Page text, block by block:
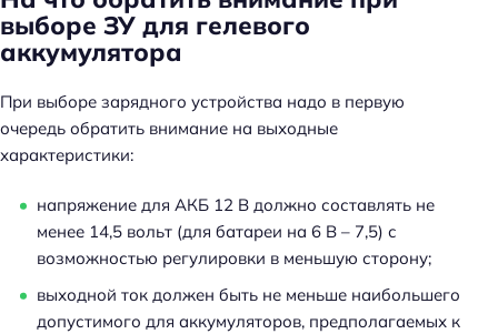
выборе ЗУ для гелевого
аккумулятора
При выборе зарядного устройства надо в первую
очередь обратить внимание на выходные
характеристики:
напряжение для АКБ 12 В должно составлять не
менее 14,5 вольт (для батареи на 6 В – 7,5) с
возможностью регулировки в меньшую сторону;
выходной ток должен быть не меньше наибольшего
допустимого для аккумуляторов, предполагаемых к